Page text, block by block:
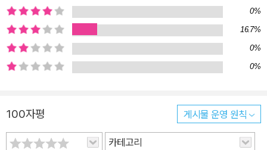
울창한 숲속에 폐농가를 수리해 가족과 정착한 조지, 그리스 섬의 외
딴 폐가를 예술 공간으로 개조해 창작 작업을 하는 실비아, 아르헨티
나 파타고니아에서 말을 돌보고 이동 목축을 하는 스카이, 미국 서부
의 시골 마을에서 완벽한 먹거리 자급자족을 실천하는 벤, 알래스카
프리스오브웨일스섬에서 굴 양식을 하며 자유로운 삶을 추구하는 제
하나같이 도시의 얽매인 일상에서 피로와 부조리함을 느끼고 자신에
게 맞는 삶의 가치와 생활방식을 모색하기 위해 자연으로 떠나왔다.
그곳에서 때로 수도도 전기도 들어오지 않고 전화나 인터넷조차 없
0%
16.7%
0%
0%
100자평 게시물 운영 원칙
카테고리